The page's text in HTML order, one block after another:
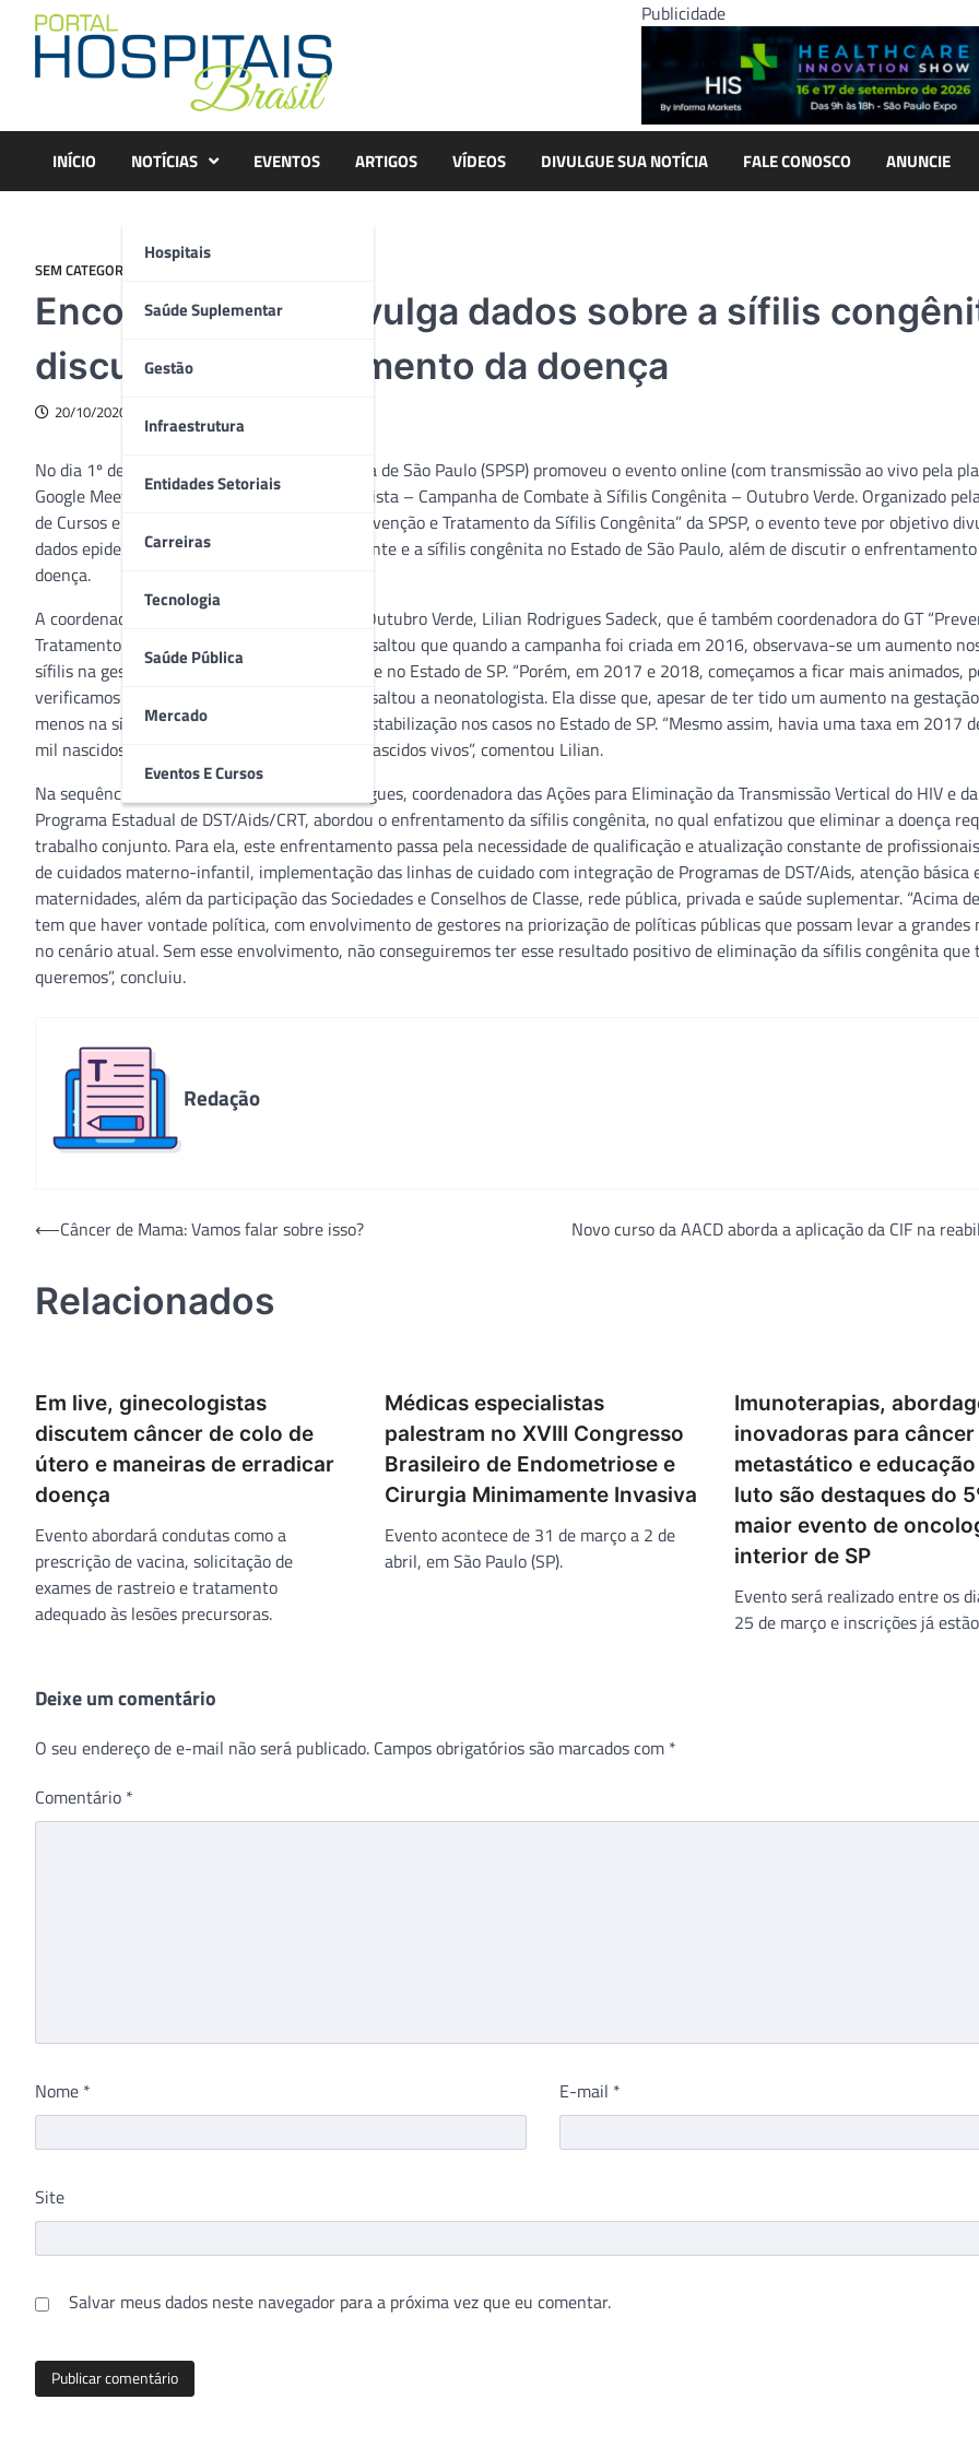
content
Publicidade
INÍCIO NOTÍCIAS
Hospitais
Saúde Suplementar
Gestão
Infraestrutura
Entidades Setoriais
Carreiras
Tecnologia
Saúde Pública
Mercado
Eventos E Cursos
EVENTOS ARTIGOS VÍDEOS DIVULGUE SUA NOTÍCIA FALE CONOSCO ANUNCIE
SEM CATEGORIA
Encontro virtual divulga dados sobre a sífilis
discute o enfrentamento da doença
20/10/2020
No dia 1º de outubro, a Sociedade de Pediatria de São Paulo (SPSP) promoveu o evento online (com transmissão ao vivo pela
Google Meet) Encontro Virtual com o Especialista – Campanha de Combate à Sífilis Congênita – Outubro Verde. Organizado
de Cursos e Eventos e Grupo de Trabalho “Prevenção e Tratamento da Sífilis Congênita” da SPSP, o evento teve por objetivo
dados epidemiológicos sobre a sífilis em gestante e a sífilis congênita no Estado de São Paulo, além de discutir o
doença.
A coordenadora do Encontro e da campanha Outubro Verde, Lilian Rodrigues Sadeck, que é também coordenadora do GT
Tratamento da Sífilis Congênita” da SPSP, ressaltou que quando a campanha foi criada em 2016, observava-se um aumento
sífilis na gestante e sífilis congênita no Brasil e no Estado de SP. “Porém, em 2017 e 2018, começamos a ficar mais animados,
verificamos uma estabilização da doença”, ressaltou a neonatologista. Ela disse que, apesar de ter tido um aumento na
menos na sífilis congênita verificou-se uma estabilização nos casos no Estado de SP. “Mesmo assim, havia uma taxa em 2017
mil nascidos vivos e em 2018 de 6,6 por mil nascidos vivos”, comentou Lilian.
Na sequência, a médica Carmen Silvia Domingues, coordenadora das Ações para Eliminação da Transmissão Vertical do HIV e
Programa Estadual de DST/Aids/CRT, abordou o enfrentamento da sífilis congênita, no qual enfatizou que eliminar a doença
trabalho conjunto. Para ela, este enfrentamento passa pela necessidade de qualificação e atualização constante de
de cuidados materno-infantil, implementação das linhas de cuidado com integração de Programas de DST/Aids, atenção básica
maternidades, além da participação das Sociedades e Conselhos de Classe, rede pública, privada e saúde suplementar. “Acima
tem que haver vontade política, com envolvimento de gestores na priorização de políticas públicas que possam levar a grandes
no cenário atual. Sem esse envolvimento, não conseguiremos ter esse resultado positivo de eliminação da sífilis congênita que
queremos”, concluiu.
Redação
Navegação
Post
⟵Câncer de Mama: Vamos falar sobre isso? Novo curso da AACD aborda a aplicação da CIF na
Relacionados
Em live, ginecologistas
discutem câncer de colo de
útero e maneiras de erradicar
doença
Evento abordará condutas como a
prescrição de vacina, solicitação de
exames de rastreio e tratamento
adequado às lesões precursoras.
Médicas especialistas
palestram no XVIII Congresso
Brasileiro de Endometriose e
Cirurgia Minimamente Invasiva
Evento acontece de 31 de março a 2 de
abril, em São Paulo (SP).
Imunoterapias,
inovadoras para câncer
metastático e
luto são destaques do
maior evento de
interior de SP
Evento será realizado entre os
25 de março e inscrições já
Deixe um comentário
O seu endereço de e-mail não será publicado. Campos obrigatórios são marcados com *
Comentário *
Nome * E-mail *
Site
Salvar meus dados neste navegador para a próxima vez que eu comentar.